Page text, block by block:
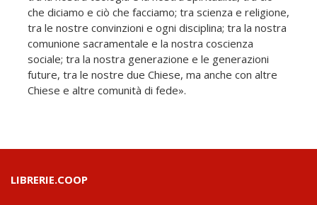
che diciamo e ciò che facciamo; tra scienza e religione,
tra le nostre convinzioni e ogni disciplina; tra la nostra
comunione sacramentale e la nostra coscienza
sociale; tra la nostra generazione e le generazioni
future, tra le nostre due Chiese, ma anche con altre
Chiese e altre comunità di fede».
LIBRERIE.COOP